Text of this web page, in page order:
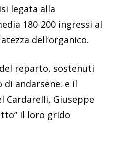
legata alla
180-200 ingressi al
dell’organico.
reparto, sostenuti
di andarsene: e il
Cardarelli, Giuseppe
il loro grido